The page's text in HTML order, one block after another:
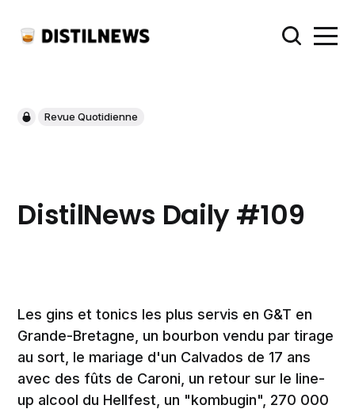
Revue Quotidienne
DistilNews Daily #109
Les gins et tonics les plus servis en G&T en
Grande-Bretagne, un bourbon vendu par tirage
au sort, le mariage d'un Calvados de 17 ans
avec des fûts de Caroni, un retour sur le line-
up alcool du Hellfest, un "kombugin", 270 000